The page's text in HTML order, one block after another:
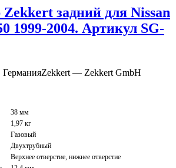
задний для Nissan
1999-2004. Артикул SG-
ГерманияZekkert — Zekkert GmbH
38 мм
1,97 кг
Газовый
Двухтрубный
Верхнее отверстие, нижнее отверстие